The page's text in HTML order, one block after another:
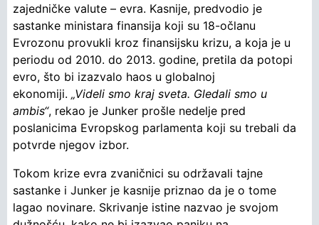
zajedničke valute – evra. Kasnije, predvodio je
sastanke ministara finansija koji su 18-očlanu
Evrozonu provukli kroz finansijsku krizu, a koja je u
periodu od 2010. do 2013. godine, pretila da potopi
evro, što bi izazvalo haos u globalnoj
ekonomiji. „Videli smo kraj sveta. Gledali smo u
ambis“, rekao je Junker prošle nedelje pred
poslanicima Evropskog parlamenta koji su trebali da
potvrde njegov izbor.
Tokom krize evra zvaničnici su održavali tajne
sastanke i Junker je kasnije priznao da je o tome
lagao novinare. Skrivanje istine nazvao je svojom